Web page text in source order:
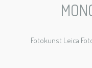
Fotokunst Leica